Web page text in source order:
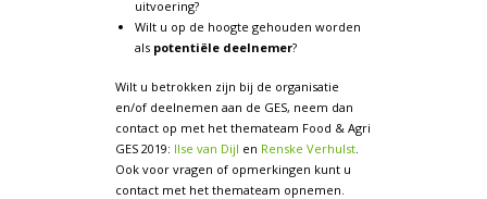
uitvoering?
Wilt u op de hoogte gehouden worden
als potentiële deelnemer?
Wilt u betrokken zijn bij de organisatie
en/of deelnemen aan de GES, neem dan
contact op met het themateam Food & Agri
GES 2019: Ilse van Dijl en Renske Verhulst.
Ook voor vragen of opmerkingen kunt u
contact met het themateam opnemen.